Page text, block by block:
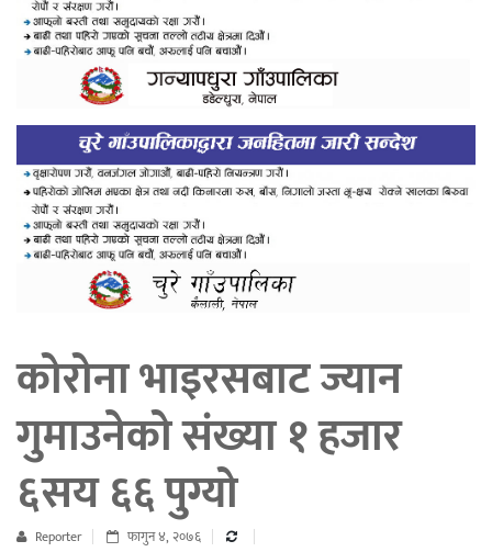
कोरोना भाइरसबाट ज्यान
गुमाउनेको संख्या १ हजार
६सय ६६ पुग्यो
Reporter फागुन ४, २०७६